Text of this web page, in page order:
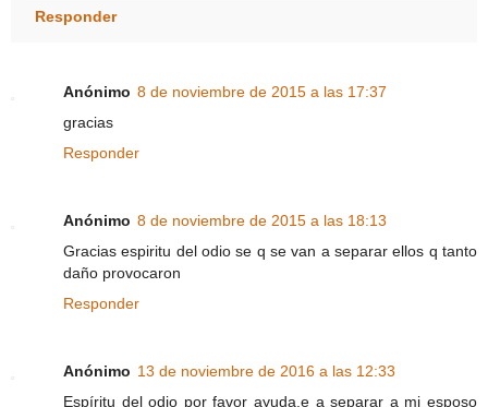
Responder
Anónimo 8 de noviembre de 2015 a las 17:37
gracias
Responder
Anónimo 8 de noviembre de 2015 a las 18:13
Gracias espiritu del odio se q se van a separar ellos q tanto
daño provocaron
Responder
Anónimo 13 de noviembre de 2016 a las 12:33
Espíritu del odio por favor ayuda.e a separar a mi esposo